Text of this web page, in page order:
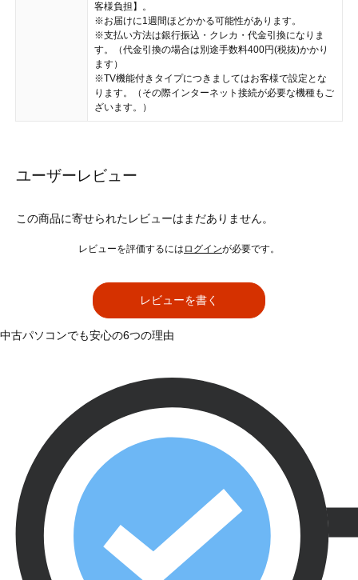
客様負担】。
※お届けに1週間ほどかかる可能性があります。
※支払い方法は銀行振込・クレカ・代金引換になりま
す。（代金引換の場合は別途手数料400円(税抜)かかり
ます）
※TV機能付きタイプにつきましてはお客様で設定とな
ります。（その際インターネット接続が必要な機種もご
ざいます。）
ユーザーレビュー
この商品に寄せられたレビューはまだありません。
レビューを評価するには ログインが必要です。
レビューを書く
中古パソコンでも安心の6つの理由